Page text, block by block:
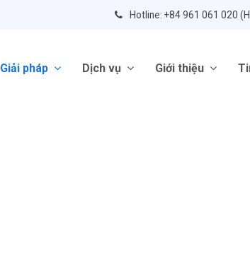
Hotline: +84 961 061 020
Giải pháp Dịch vụ Giới thiệu